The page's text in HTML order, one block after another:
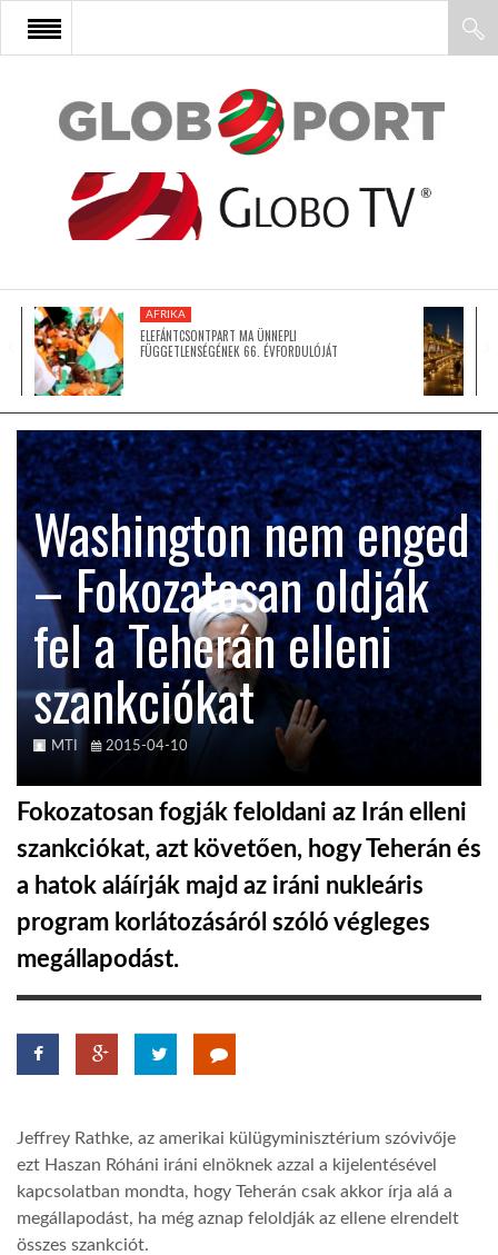
FŐOLDAL
AFRIKA
ÁZSIA
LATIN-AMERIKA
KÖZEL-KELET
AUSZTRÁLIA
A VILÁG ITTHON
HÍR3D
TROPICALMAGAZIN
AFRIKA TUDÁSTÁR
AFRIKA
ELEFÁNTCSONTPART MA ÜNNEPLI
FÜGGETLENSÉGÉNEK 66. ÉVFORDULÓJÁT
Washington nem enged
– Fokozatosan oldják
fel a Teherán elleni
szankciókat
MTI 2015-04-10
Fokozatosan fogják feloldani az Irán elleni
szankciókat, azt követően, hogy Teherán és
a hatok aláírják majd az iráni nukleáris
program korlátozásáról szóló végleges
megállapodást.
Jeffrey Rathke, az amerikai külügyminisztérium szóvivője
ezt Haszan Róháni iráni elnöknek azzal a kijelentésével
kapcsolatban mondta, hogy Teherán csak akkor írja alá a
megállapodást, ha még aznap feloldják az ellene elrendelt
összes szankciót.